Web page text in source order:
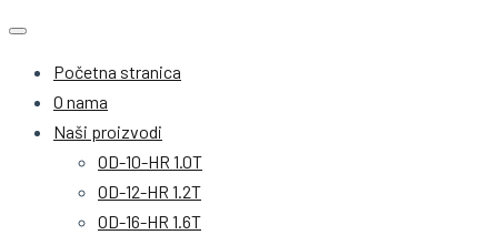
Početna stranica
O nama
Naši proizvodi
OD-10-HR 1.0T
OD-12-HR 1.2T
OD-16-HR 1.6T